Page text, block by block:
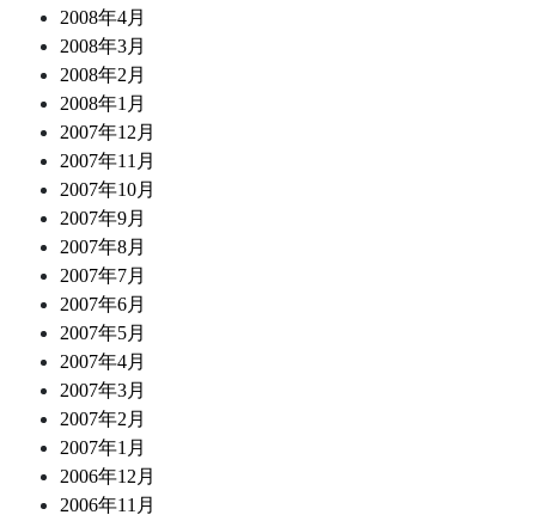
2008年4月
2008年3月
2008年2月
2008年1月
2007年12月
2007年11月
2007年10月
2007年9月
2007年8月
2007年7月
2007年6月
2007年5月
2007年4月
2007年3月
2007年2月
2007年1月
2006年12月
2006年11月